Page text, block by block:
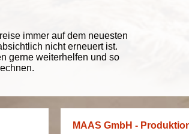
immer auf dem neuesten
nicht erneuert ist.
gerne weiterhelfen und so
MAAS GmbH -